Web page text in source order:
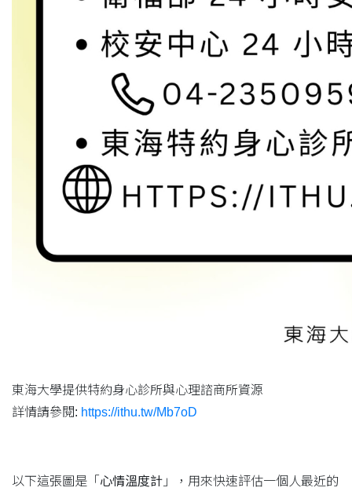
東海大學提供特約身心診所與心理諮商所資源
詳情請參閱: https://ithu.tw/Mb7oD
以下這張圖是「 心情溫度計 」，用來快速評估一個人最近的